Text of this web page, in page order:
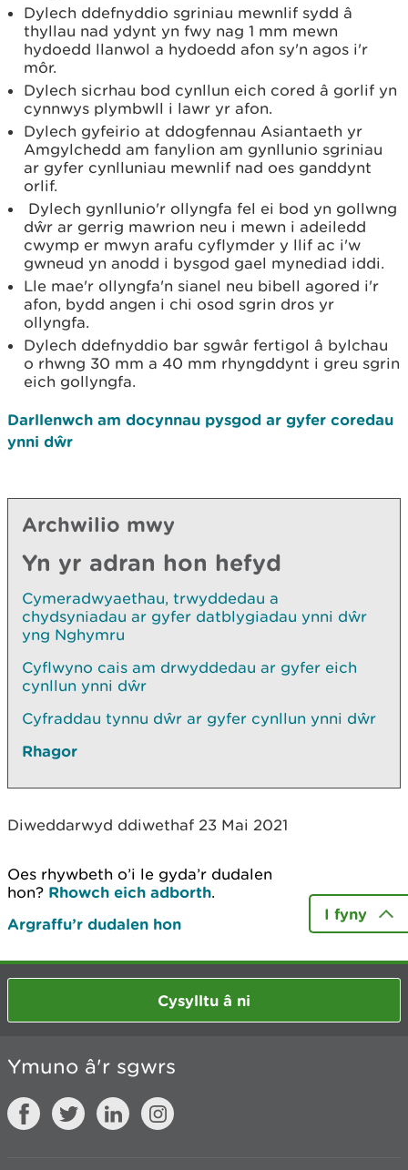
Dylech ddefnyddio sgriniau mewnlif sydd â
thyllau nad ydynt yn fwy nag 1 mm mewn
hydoedd llanwol a hydoedd afon sy'n agos i'r
môr.
Dylech sicrhau bod cynllun eich cored â gorlif yn
cynnwys plymbwll i lawr yr afon.
Dylech gyfeirio at ddogfennau Asiantaeth yr
Amgylchedd am fanylion am gynllunio sgriniau
ar gyfer cynlluniau mewnlif nad oes ganddynt
orlif.
Dylech gynllunio'r ollyngfa fel ei bod yn gollwng
dŵr ar gerrig mawrion neu i mewn i adeiledd
cwymp er mwyn arafu cyflymder y llif ac i'w
gwneud yn anodd i bysgod gael mynediad iddi.
Lle mae'r ollyngfa'n sianel neu bibell agored i'r
afon, bydd angen i chi osod sgrin dros yr
ollyngfa.
Dylech ddefnyddio bar sgwâr fertigol â bylchau
o rhwng 30 mm a 40 mm rhyngddynt i greu sgrin
eich gollyngfa.
Darllenwch am docynnau pysgod ar gyfer coredau
ynni dŵr
Archwilio mwy
Yn yr adran hon hefyd
Cymeradwyaethau, trwyddedau a
chydsyniadau ar gyfer datblygiadau ynni dŵr
yng Nghymru
Cyflwyno cais am drwyddedau ar gyfer eich
cynllun ynni dŵr
Cyfraddau tynnu dŵr ar gyfer cynllun ynni dŵr
Rhagor
Diweddarwyd ddiwethaf 23 Mai 2021
Oes rhywbeth o’i le gyda’r dudalen
hon? Rhowch eich adborth.
Argraffu’r dudalen hon
I fyny
Cysylltu â ni
Ymuno â'r sgwrs